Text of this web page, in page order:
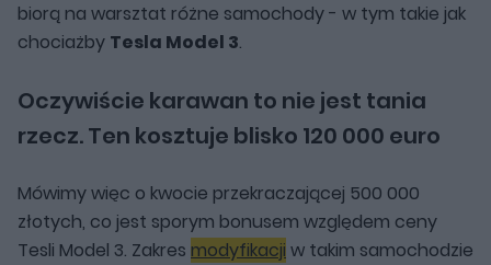
biorą na warsztat różne samochody - w tym takie jak
chociażby Tesla Model 3.
Oczywiście karawan to nie jest tania
rzecz. Ten kosztuje blisko 120 000 euro
Mówimy więc o kwocie przekraczającej 500 000
złotych, co jest sporym bonusem względem ceny
Tesli Model 3. Zakres modyfikacji w takim samochodzie